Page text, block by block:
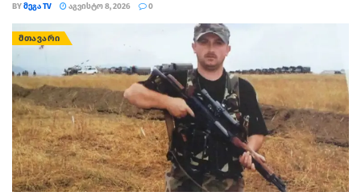
BYᲛᲔᲒᲐ TV ᲐᲒᲕᲘᲡᲢᲝ 8, 2026 0
ᲛᲗᲐᲕᲐᲠᲘ